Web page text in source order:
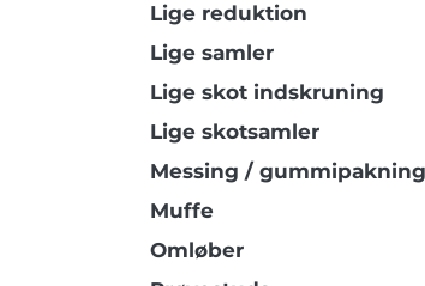
Lige reduktion
Lige samler
Lige skot indskruning
Lige skotsamler
Messing / gummipakning
Muffe
Omløber